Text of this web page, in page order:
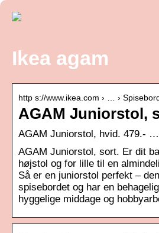
Ikea agam
http s://www.ikea.com › … ›
AGAM Juniorstol,
AGAM Juniorstol, hvid. 479.- …
AGAM Juniorstol, sort. Er dit
højstol og for lille til en
Så er en juniorstol perfekt –
spisebordet og har en
hyggelige middage og